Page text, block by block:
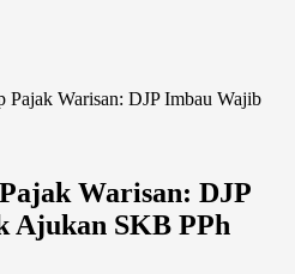
Pajak Warisan: DJP Imbau Wajib
Warisan: DJP
Ajukan SKB PPh